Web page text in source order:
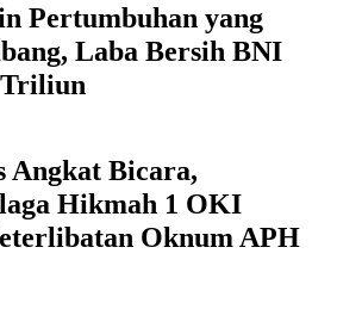
Pertumbuhan yang
Laba Bersih BNI
Triliun
Angkat Bicara,
Hikmah 1 OKI
Oknum APH